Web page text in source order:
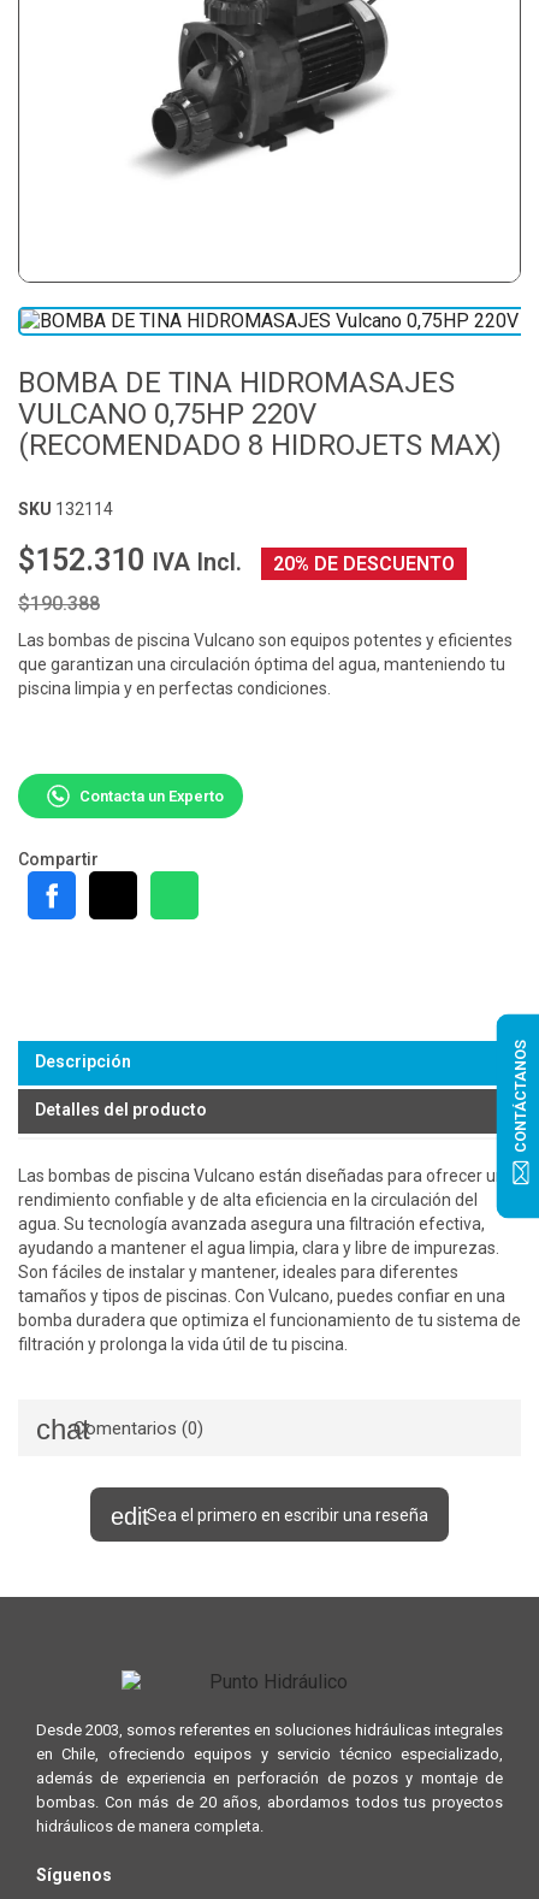
BOMBA DE TINA HIDROMASAJES
VULCANO 0,75HP 220V
(RECOMENDADO 8 HIDROJETS MAX)
SKU 132114
$152.310 IVA Incl.
20% DE DESCUENTO
$190.388
Las bombas de piscina Vulcano son equipos potentes y eficientes
que garantizan una circulación óptima del agua, manteniendo tu
piscina limpia y en perfectas condiciones.
Contacta un Experto
Compartir
Descripción
Detalles del producto
Las bombas de piscina Vulcano están diseñadas para ofrecer un
rendimiento confiable y de alta eficiencia en la circulación del
agua. Su tecnología avanzada asegura una filtración efectiva,
ayudando a mantener el agua limpia, clara y libre de impurezas.
Son fáciles de instalar y mantener, ideales para diferentes
tamaños y tipos de piscinas. Con Vulcano, puedes confiar en una
bomba duradera que optimiza el funcionamiento de tu sistema de
filtración y prolonga la vida útil de tu piscina.
Comentarios (0)
Sea el primero en escribir una reseña
Desde 2003, somos referentes en soluciones hidráulicas integrales
en Chile, ofreciendo equipos y servicio técnico especializado,
además de experiencia en perforación de pozos y montaje de
bombas. Con más de 20 años, abordamos todos tus proyectos
hidráulicos de manera completa.
Síguenos
CONTÁCTANOS